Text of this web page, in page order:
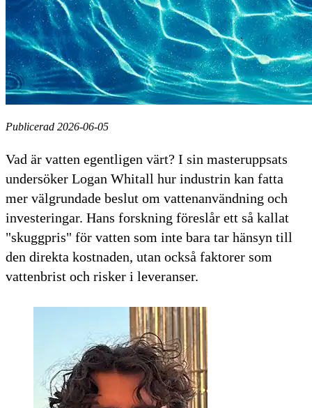
Publicerad 2026-06-05
Vad är vatten egentligen värt? I sin masteruppsats
undersöker Logan Whitall hur industrin kan fatta
mer välgrundade beslut om vattenanvändning och
investeringar. Hans forskning föreslår ett så kallat
"skuggpris" för vatten som inte bara tar hänsyn till
den direkta kostnaden, utan också faktorer som
vattenbrist och risker i leveranser.